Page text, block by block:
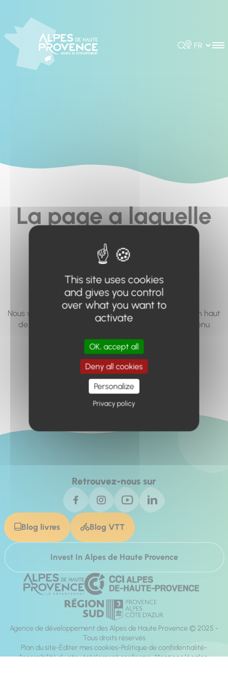
Rechercher
Choisir la
La page a laquelle
vous cherchez à
accéder n'existe
pas... ou plus.
Nous vous invitons à utiliser le moteur de recherche en haut
de page, ou à utiliser le menu pour trouver le contenu
Retour à l'accueil
Retrouvez-nous sur
Blog livres Blog VTT
Invest In Alpes de Haute Provence
Agence de développement des Alpes de Haute Provence © 2025 -
Tous droits réservés
Plan du site Éditer mes cookies Politique de confidentialité
Accessibilité du site : totalement conforme Mentions légales
This site uses cookies
and gives you control
over what you want to
activate
OK, accept all
Deny all cookies
Personalize
Privacy policy